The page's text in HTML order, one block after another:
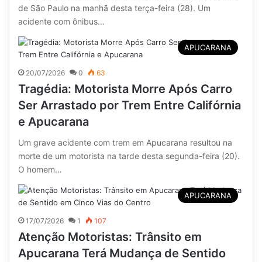
de São Paulo na manhã desta terça-feira (28). Um
acidente com ônibus…
APUCARANA
20/07/2026 0 63
Tragédia: Motorista Morre Após Carro
Ser Arrastado por Trem Entre Califórnia
e Apucarana
Um grave acidente com trem em Apucarana resultou na
morte de um motorista na tarde desta segunda-feira (20).
O homem…
APUCARANA
17/07/2026 1 107
Atenção Motoristas: Trânsito em
Apucarana Terá Mudança de Sentido